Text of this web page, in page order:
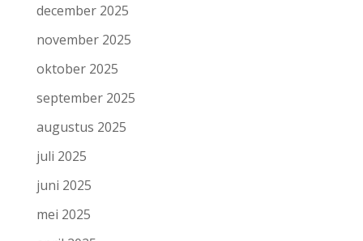
december 2025
november 2025
oktober 2025
september 2025
augustus 2025
juli 2025
juni 2025
mei 2025